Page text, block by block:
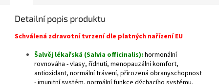
Detailní popis produktu
Schválená zdravotní tvrzení dle platných nařízení EU
Šalvěj lékařská (Salvia officinalis): hormonální
rovnováha - vlasy, řídnutí, menopauzální komfort,
antioxidant, normální trávení, přirozená obranyschopnost